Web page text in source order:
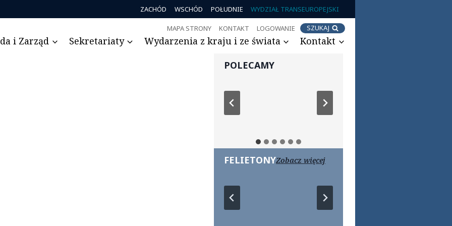
ZACHÓD WSCHÓD POŁUDNIE WYDZIAŁ TRANSEUROPEJSKI
MAPA STRONY KONTAKT LOGOWANIE SZUKAJ
i Zarząd Sekretariaty Wydarzenia z kraju i ze świata Kontakt
POLECAMY
FELIETONYZobacz więcej